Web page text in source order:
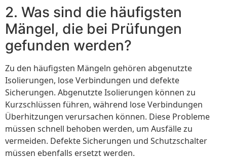
2. Was sind die häufigsten
Mängel, die bei Prüfungen
gefunden werden?
Zu den häufigsten Mängeln gehören abgenutzte
Isolierungen, lose Verbindungen und defekte
Sicherungen. Abgenutzte Isolierungen können zu
Kurzschlüssen führen, während lose Verbindungen
Überhitzungen verursachen können. Diese Probleme
müssen schnell behoben werden, um Ausfälle zu
vermeiden. Defekte Sicherungen und Schutzschalter
müssen ebenfalls ersetzt werden.